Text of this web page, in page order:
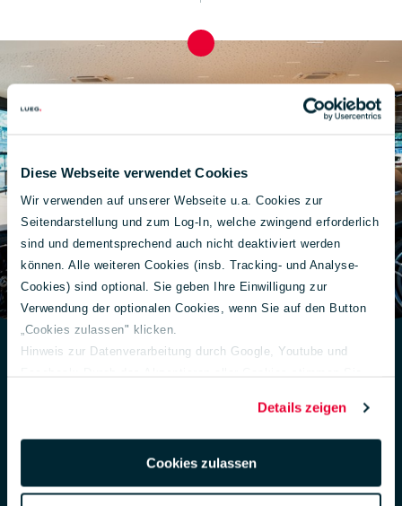
Diese Webseite verwendet Cookies
Wir verwenden auf unserer Webseite u.a. Cookies zur
Seitendarstellung und zum Log-In, welche zwingend erforderlich
sind und dementsprechend auch nicht deaktiviert werden
können. Alle weiteren Cookies (insb. Tracking- und Analyse-
Cookies) sind optional. Sie geben Ihre Einwilligung zur
Verwendung der optionalen Cookies, wenn Sie auf den Button
„Cookies zulassen" klicken.
Hinweis zur Datenverarbeitung durch Google, Youtube und
DSGVO zur Übermittlung in die USA zu. Hierbei besteht das
Risiko, dass Ihre Daten u. U. von US-Behörden zu Kontroll- und
Überwachungs-zwecken verarbeitet werden.
Details zeigen
Cookies zulassen
der LUEG-Gebrauchtwagenkauf.
Wunschauto auf unserer Website und sichern Sie sich